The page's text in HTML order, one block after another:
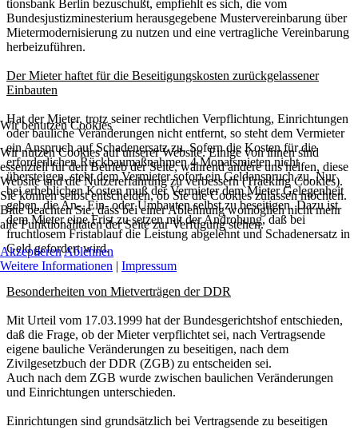
tionsbank Berlin bezuschußt, empfiehlt es sich, die vom
Bundesjustizminesterium herausgegebene Mustervereinbarung über
Mietermodernisierung zu nutzen und eine vertragliche Vereinbarung
herbeizuführen.
Der Mieter haftet für die Beseitigungskosten zurückgelassener
Einbauten
Hat der Mieter, trotz seiner rechtlichen Verpflichtung, Einrichtungen
oder bauliche Veränderungen nicht entfernt, so steht dem Vermieter
ein Anspruch auf Schadenersatz zu. Sofern die Kosten für die
erforderlichen Rückbaumaßnahmen 4 Monatsmieten nicht
übersteigen, steht dem Vermieter sofort ein Geldanspruch zu. Nur
bei erheblichen Kosten muß der Vermieter dem Mieter Gelegenheit
geben, die An-, Ein- oder Umbauten selbst zu beseitigen. Dazu ist
dem Mieter eine Frist zu setzen mit der Androhung, daß bei
fruchtlosem Fristablauf die Leistung abgelehnt und Schadenersatz in
Geld gefordert wird.
Besonderheiten von Mietverträgen der DDR
Mit Urteil vom 17.03.1999 hat der Bundesgerichtshof entschieden,
daß die Frage, ob der Mieter verpflichtet sei, nach Vertragsende
eigene bauliche Veränderungen zu beseitigen, nach dem
Zivilgesetzbuch der DDR (ZGB) zu entscheiden sei.
Auch nach dem ZGB wurde zwischen baulichen Veränderungen
und Einrichtungen unterschieden.
Einrichtungen sind grundsätzlich bei Vertragsende zu beseitigen
Wir benutzen Cookies
Wir nutzen Cookies auf unserer Website. Einige von ihnen sind
essenziell für den Betrieb der Seite, während andere uns helfen, diese
Website und die Nutzererfahrung zu verbessern (Tracking Cookies).
Sie können selbst entscheiden, ob Sie die Cookies zulassen möchten.
Bitte beachten Sie, dass bei einer Ablehnung womöglich nicht mehr
alle Funktionalitäten der Seite zur Verfügung stehen.
AkzeptierenAblehnen
Weitere Informationen | Impressum